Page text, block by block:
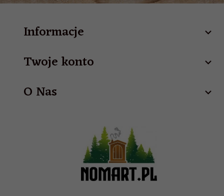
Informacje
Twoje konto
O Nas